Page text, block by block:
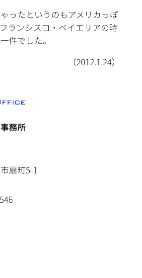
ったというのもアメリカっぽ
ランシスコ・ベイエリアの時
件でした。
（2012.1.24）
務所
扇町5-1